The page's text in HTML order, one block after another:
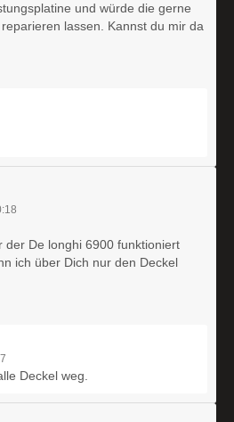
und würde die gerne
lassen. Kannst du mir da
der De longhi 6900 funktioniert
ich über Dich nur den Deckel
Deckel weg.